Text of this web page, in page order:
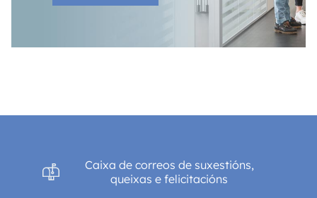
Caixa de correos de suxestións,
queixas e felicitacións